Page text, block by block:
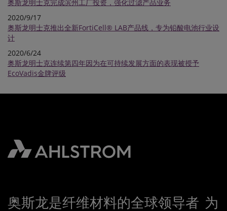
奥斯龙明士克完成滨州工厂投资，强化过滤产品业务
2020/9/17
奥斯龙明士克推出全新FortiCell® LAB产品线，专为铅酸电池行业设
计
2020/6/24
奥斯龙明士克连续第四年因为在可持续发展方面的表现被授予
EcoVadis金牌评级
奥斯龙是纤维材料的全球领导者 为